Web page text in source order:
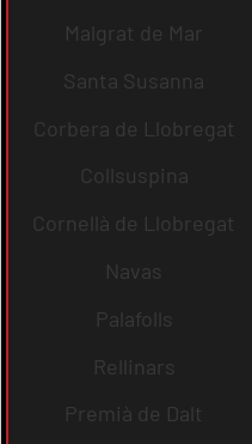
Malgrat de Mar
Santa Susanna
Corbera de Llobregat
Collsuspina
Cornellà de Llobregat
Navas
Palafolls
Rellinars
Premià de Dalt